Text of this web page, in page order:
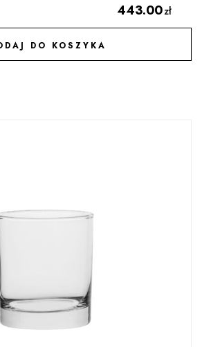
443.00zł
DO KOSZYKA
DO ULUBIONYCH